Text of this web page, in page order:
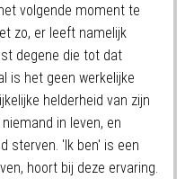
volgende moment te
zo, er leeft namelijk
degene die tot dat
is het geen werkelijke
helderheid van zijn
in leven, en
sterven. 'Ik ben' is een
hoort bij deze ervaring.